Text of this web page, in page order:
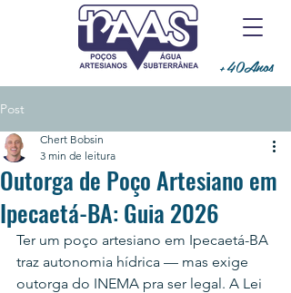
+40Anos
Post
Outorga de Poço Artesiano em
Ipecaetá-BA: Guia 2026
Chert Bobsin
3 min de leitura
Ter um poço artesiano em Ipecaetá-BA
traz autonomia hídrica — mas exige
outorga do INEMA pra ser legal. A Lei